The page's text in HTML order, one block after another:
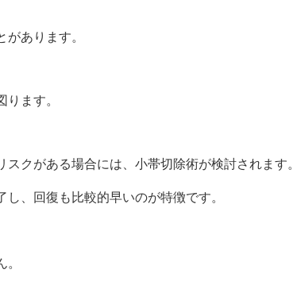
あります。
ます。
クがある場合には、小帯切除術が検討されます。
、回復も比較的早いのが特徴です。